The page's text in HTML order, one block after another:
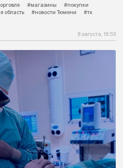
#магазины
#покупки
область #новости Тюмени #тк
8 августа, 16:53